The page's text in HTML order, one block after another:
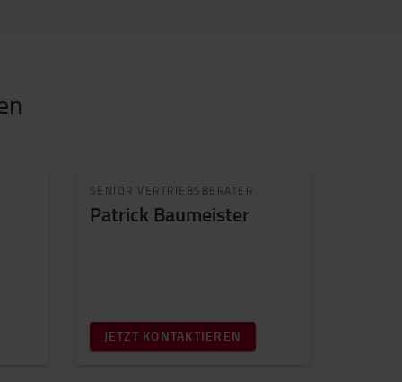
SENIOR VERTRIEBSBERATER
Patrick Baumeister
JETZT KONTAKTIEREN